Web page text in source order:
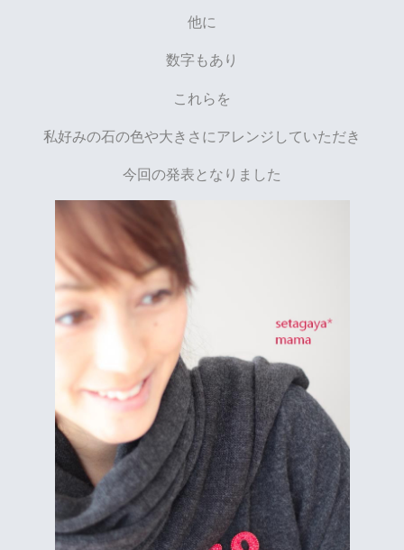
他に
数字もあり
これらを
私好みの石の色や大きさにアレンジしていただき
今回の発表となりました